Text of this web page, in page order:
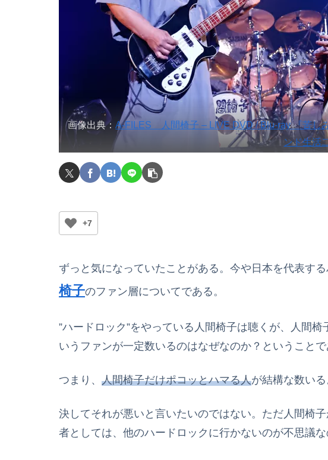
画像出典：A-FILES 人間椅子 – LIVE DVD / Blu-ray 『苦し
ンド生活
+7
ずっと気になっていたことがある。今や日本を代表す
椅子のファン層についてである。
”ハードロック”をやっている人間椅子は聴くが、人間
いうファンが一定数いるのはなぜなのか？ということで
つまり、 人間椅子だけポコッとハマる人が結構な数いる
決してそれが悪いと言いたいのではない。ただ人間椅
者としては、他のハードロックに行かないのが不思議な